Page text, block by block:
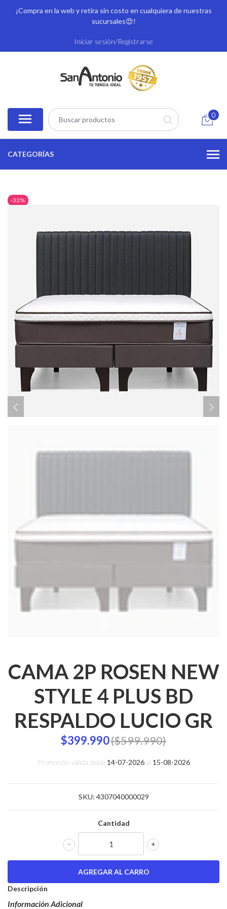
¡Compra en la web y retira sin costo en cualquiera de nuestras
sucursales😍!
Iniciar sesión/Registrarse
0
CATEGORÍAS
-33%
CAMA 2P ROSEN NEW
STYLE 4 PLUS BD
RESPALDO LUCIO GR
$399.990($599.990)
Promoción válida desde 14-07-2026al 15-08-2026
SKU: 4307040000029
Cantidad
+
-
Descripción
Información Adicional